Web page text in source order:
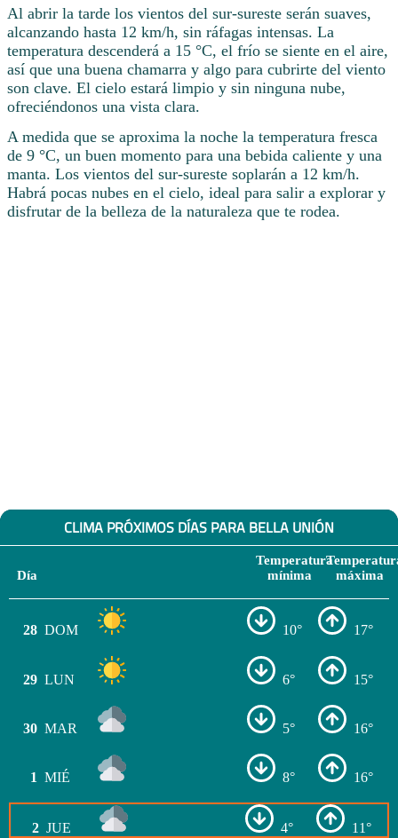
Al abrir la tarde los vientos del sur-sureste serán suaves,
alcanzando hasta 12 km/h, sin ráfagas intensas. La
temperatura descenderá a 15 °C, el frío se siente en el aire,
así que una buena chamarra y algo para cubrirte del viento
son clave. El cielo estará limpio y sin ninguna nube,
ofreciéndonos una vista clara.
A medida que se aproxima la noche la temperatura fresca
de 9 °C, un buen momento para una bebida caliente y una
manta. Los vientos del sur-sureste soplarán a 12 km/h.
Habrá pocas nubes en el cielo, ideal para salir a explorar y
disfrutar de la belleza de la naturaleza que te rodea.
CLIMA PRÓXIMOS DÍAS PARA BELLA UNIÓN
Día
Temperatura
mínima
máxima
28 DOM 10° 17°
29 LUN 6° 15°
30 MAR 5° 16°
1 MIÉ 8° 16°
2 JUE 4° 11°